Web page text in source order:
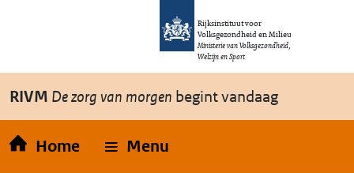
Overslaan en naar de inhoud gaan
Rijksinstituut voor
Volksgezondheid en Milieu
Ministerie van Volksgezondheid,
Welzijn en Sport
RIVM De zorg van morgen begint vandaag
Home Menu